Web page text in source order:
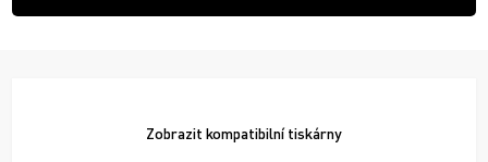
Zobrazit kompatibilní tiskárny